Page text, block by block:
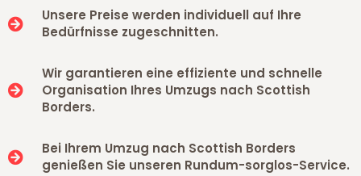
Unsere Preise werden individuell auf Ihre
Bedürfnisse zugeschnitten.
Wir garantieren eine effiziente und schnelle
Organisation Ihres Umzugs nach Scottish
Borders.
Bei Ihrem Umzug nach Scottish Borders
genießen Sie unseren Rundum-sorglos-Service.